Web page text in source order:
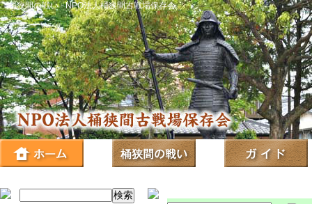
桶狭間の戦い - NPO法人桶狭間古戦場保存会